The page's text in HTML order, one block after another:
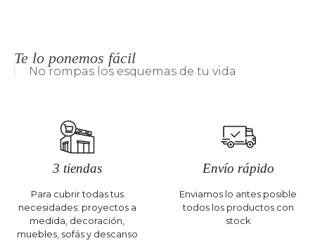
Te lo ponemos fácil
No rompas los esquemas de tu vida
3 tiendas
Para cubrir todas tus
necesidades: proyectos a
medida, decoración,
muebles, sofás y descanso
Envío rápido
Enviamos lo antes posible
todos los productos con
stock